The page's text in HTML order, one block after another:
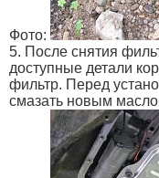
Фото:
5. После снятия
доступные детали
фильтр. Перед
смазать новым